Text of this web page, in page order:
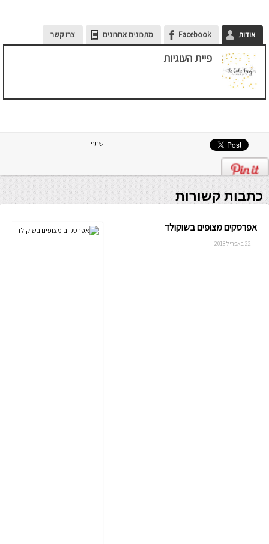
אודות Facebook מתכונים אחרונים צרו קשר
פיית העוגיות
שתף
כתבות קשורות
אפרסקים מצופים בשוקולד
22 באפריל 2018